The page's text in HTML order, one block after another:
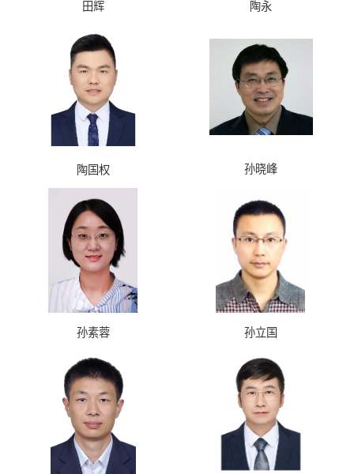
田辉 陶永
陶国权 孙晓峰
孙素蓉 孙立国